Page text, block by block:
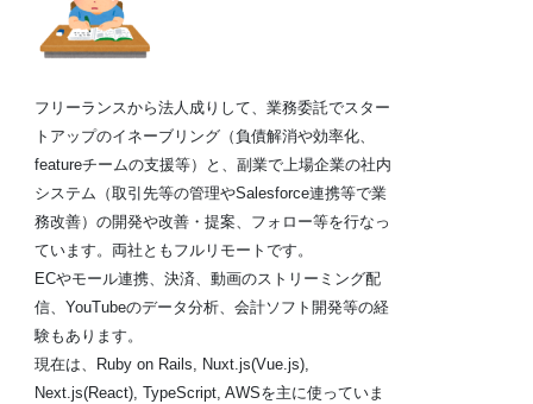
フリーランスから法人成りして、業務委託でスター
トアップのイネーブリング（負債解消や効率化、
featureチームの支援等）と、副業で上場企業の社内
システム（取引先等の管理やSalesforce連携等で業
務改善）の開発や改善・提案、フォロー等を行なっ
ています。両社ともフルリモートです。
ECやモール連携、決済、動画のストリーミング配
信、YouTubeのデータ分析、会計ソフト開発等の経
験もあります。
現在は、Ruby on Rails, Nuxt.js(Vue.js),
Next.js(React), TypeScript, AWSを主に使っていま